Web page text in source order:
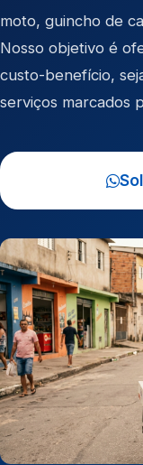
moto, guincho de
Nosso objetivo é
custo-benefício,
serviços marcados